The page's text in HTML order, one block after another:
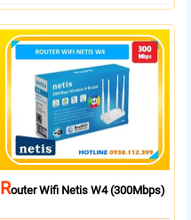
ROuter Wifi Netis W4 (300Mbps)